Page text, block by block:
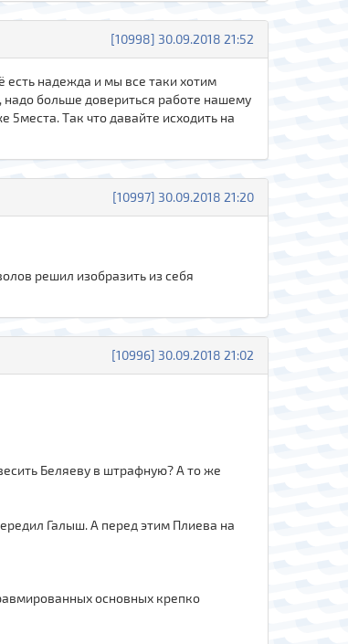
[10998] 30.09.2018 21:52
есть надежда и мы все таки хотим
надо больше довериться работе нашему
5места. Так что давайте исходить на
[10997] 30.09.2018 21:20
решил изобразить из себя
[10996] 30.09.2018 21:02
Беляеву в штрафную? А то же
Галыш. А перед этим Плиева на
основных крепко